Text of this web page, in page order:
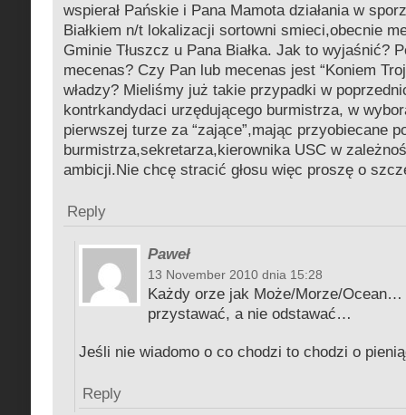
wspierał Pańskie i Pana Mamota działania w
Białkiem n/t lokalizacji sortowni smieci,obecnie
Gminie Tłuszcz u Pana Białka. Jak to wyjaśnić?
mecenas? Czy Pan lub mecenas jest “Koniem
władzy? Mieliśmy już takie przypadki w
kontrkandydaci urzędującego burmistrza, w
pierwszej turze za “zające”,mając przyobiecane
burmistrza,sekretarza,kierownika USC w
ambicji.Nie chcę stracić głosu więc proszę o
Reply
Paweł
13 November 2010 dnia 15:28
Każdy orze jak Może/Morze/
przystawać, a nie odstawać…
Jeśli nie wiadomo o co chodzi to chodzi o
Reply